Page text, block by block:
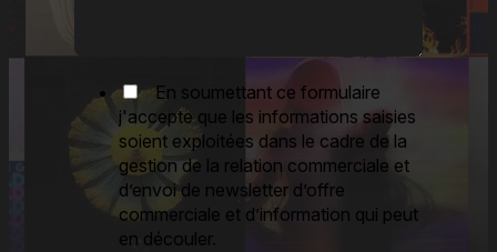
En soumettant ce formulaire
j'accepte que les informations saisies
soient exploitées dans le cadre de la
gestion de la relation commerciale et
d’envoi de newsletter d’offre
commerciale et d’information qui peut
en découler.